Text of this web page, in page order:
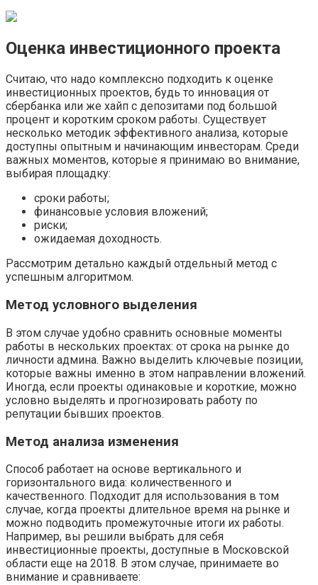
Оценка инвестиционного проекта
Считаю, что надо комплексно подходить к оценке
инвестиционных проектов, будь то инновация от
сбербанка или же хайп с депозитами под большой
процент и коротким сроком работы. Существует
несколько методик эффективного анализа, которые
доступны опытным и начинающим инвесторам. Среди
важных моментов, которые я принимаю во внимание,
выбирая площадку:
сроки работы;
финансовые условия вложений;
риски;
ожидаемая доходность.
Рассмотрим детально каждый отдельный метод с
успешным алгоритмом.
Метод условного выделения
В этом случае удобно сравнить основные моменты
работы в нескольких проектах: от срока на рынке до
личности админа. Важно выделить ключевые позиции,
которые важны именно в этом направлении вложений.
Иногда, если проекты одинаковые и короткие, можно
условно выделять и прогнозировать работу по
репутации бывших проектов.
Метод анализа изменения
Способ работает на основе вертикального и
горизонтального вида: количественного и
качественного. Подходит для использования в том
случае, когда проекты длительное время на рынке и
можно подводить промежуточные итоги их работы.
Например, вы решили выбрать для себя
инвестиционные проекты, доступные в Московской
области еще на 2018. В этом случае, принимаете во
внимание и сравниваете: